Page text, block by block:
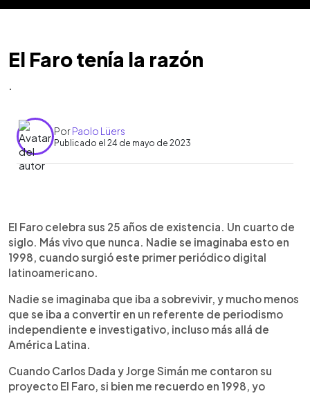
El Faro tenía la razón
.
PorPaolo Lüers
Publicado el 24 de mayo de 2023
Escuchar artículo
El Faro celebra sus 25 años de existencia. Un cuarto de
siglo. Más vivo que nunca. Nadie se imaginaba esto en
1998, cuando surgió este primer periódico digital
latinoamericano.
Nadie se imaginaba que iba a sobrevivir, y mucho menos
que se iba a convertir en un referente de periodismo
independiente e investigativo, incluso más allá de
América Latina.
Cuando Carlos Dada y Jorge Simán me contaron su
proyecto El Faro, si bien me recuerdo en 1998, yo